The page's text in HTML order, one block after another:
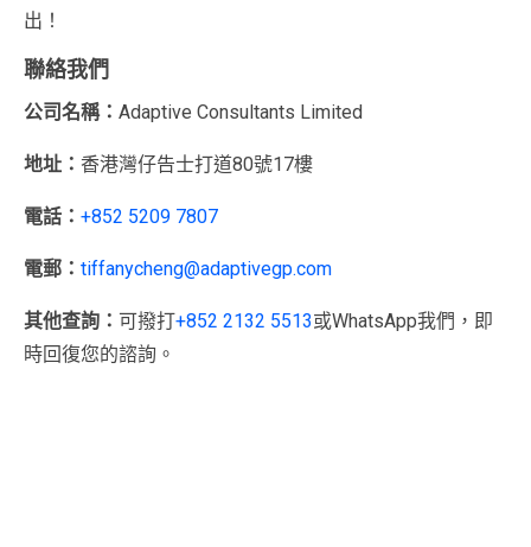
出！
聯絡我們
公司名稱： Adaptive Consultants Limited
地址： 香港灣仔告士打道80號17樓
電話： +852 5209 7807
電郵： tiffanycheng@adaptivegp.com
其他查詢： 可撥打+852 2132 5513或WhatsApp我們，即
時回復您的諮詢。